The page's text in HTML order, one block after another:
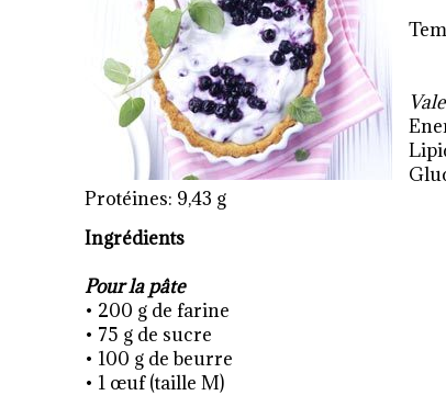
Protéines: 9,43 g
Ingrédients
Pour la pâte
• 200 g de farine
• 75 g de sucre
• 100 g de beurre
• 1 œuf (taille M)